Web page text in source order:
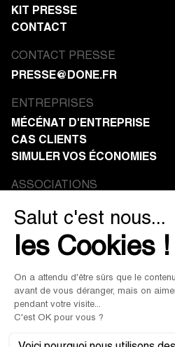
KIT PRESSE
CONTACT
CONTACT PRESSE
PRESSE@DONE.FR
ENTREPRISES
MÉCÉNAT D'ENTREPRISE
CAS CLIENTS
SIMULER VOS ÉCONOMIES
ASSOCIATIONS
RESSOURCES
BLOG
WEBINAIRES & CONFÉRENCES
PRESSE ET MÉDIAS